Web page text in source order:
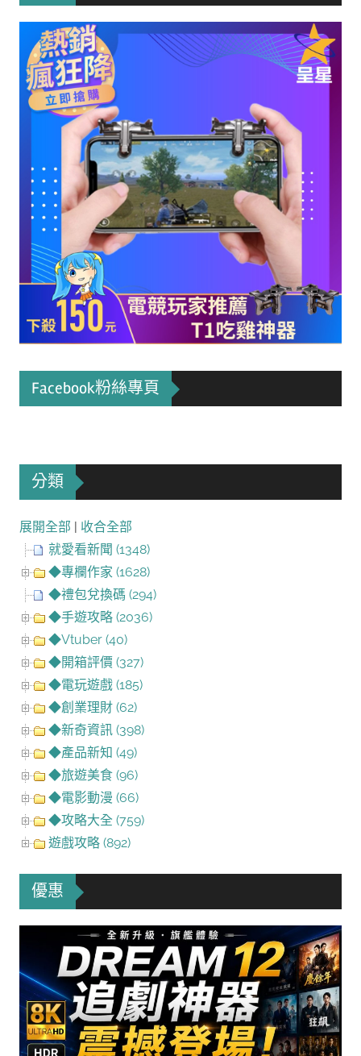
Facebook粉絲專頁
分類
展開全部 | 收合全部
就愛看新聞 (1348)
◆專欄作家 (1628)
◆禮包兌換碼 (294)
◆手遊攻略 (2036)
◆Vtuber (40)
◆開箱評價 (327)
◆電玩遊戲 (185)
◆創業理財 (62)
◆新奇資訊 (398)
◆產品新知 (49)
◆旅遊美食 (96)
◆電影動漫 (66)
◆攻略大全 (759)
遊戲攻略 (892)
優惠